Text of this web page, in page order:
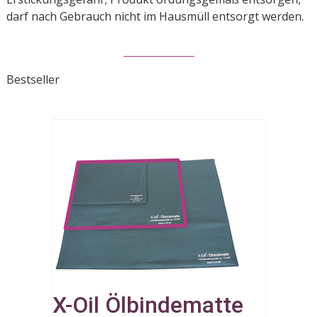
darf nach Gebrauch nicht im Hausmüll entsorgt werden.
Bestseller
X-Oil Ölbindematte